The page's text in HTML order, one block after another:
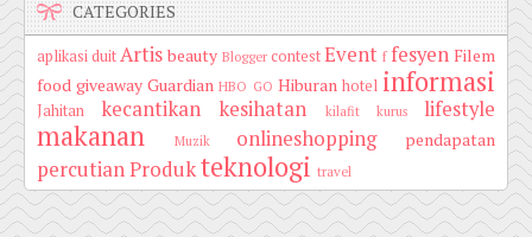
CATEGORIES
aplikasi duitArtis beauty Blogger contestEvent f fesyen Filem
food giveaway Guardian HBO GO Hiburan hotel informasi
Jahitan kecantikan kesihatan kilafit kurus lifestyle
makanan Muzik onlineshopping pendapatan
percutianProdukteknologi travel